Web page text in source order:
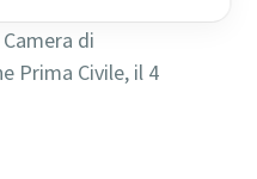
di
Prima Civile, il 4